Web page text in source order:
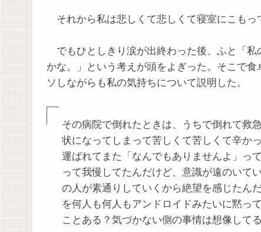
それから私は悲しくて悲しくて寝室にこもっ
でもひとしきり涙が出終わった後、ふと「
かな。」という考えが頭をよぎった。そこで
ソしながらも私の気持ちについて説明した。
その病院で倒れたときは、うちで倒れて救
状になってしまって苦しくて苦しくて辛か
運ばれてまた「なんでもありませんよ」っ
って我慢してたんだけど、意識が遠のいて
の人が素通りしていくから絶望を感じたん
を何人も何人もアンドロイドみたいに黙っ
ことある？気づかない側の事情は想像して